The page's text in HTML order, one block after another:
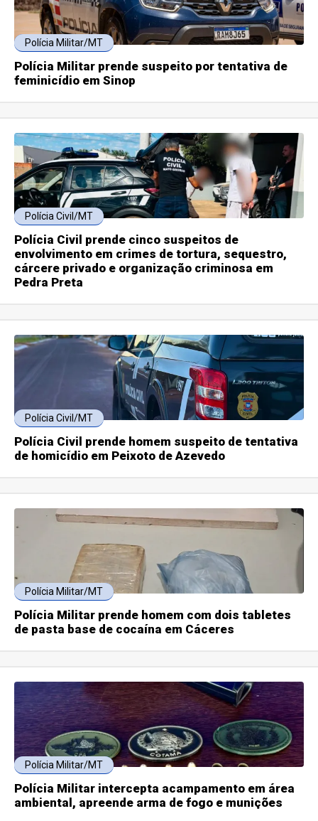
Polícia Militar/MT
Polícia Militar prende suspeito por tentativa de
feminicídio em Sinop
Polícia Civil/MT
Polícia Civil prende cinco suspeitos de
envolvimento em crimes de tortura, sequestro,
cárcere privado e organização criminosa em
Pedra Preta
Polícia Civil/MT
Polícia Civil prende homem suspeito de tentativa
de homicídio em Peixoto de Azevedo
Polícia Militar/MT
Polícia Militar prende homem com dois tabletes
de pasta base de cocaína em Cáceres
Polícia Militar/MT
Polícia Militar intercepta acampamento em área
ambiental, apreende arma de fogo e munições